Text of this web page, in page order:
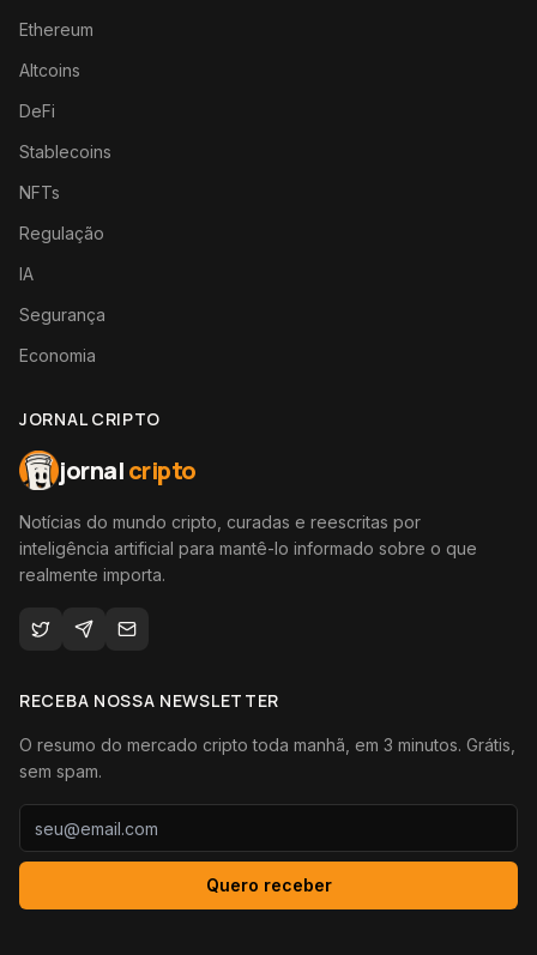
Ethereum
Altcoins
DeFi
Stablecoins
NFTs
Regulação
IA
Segurança
Economia
JORNAL CRIPTO
jornalcripto
Notícias do mundo cripto, curadas e reescritas por
inteligência artificial para mantê-lo informado sobre o que
realmente importa.
RECEBA NOSSA NEWSLETTER
O resumo do mercado cripto toda manhã, em 3 minutos. Grátis,
sem spam.
Quero receber